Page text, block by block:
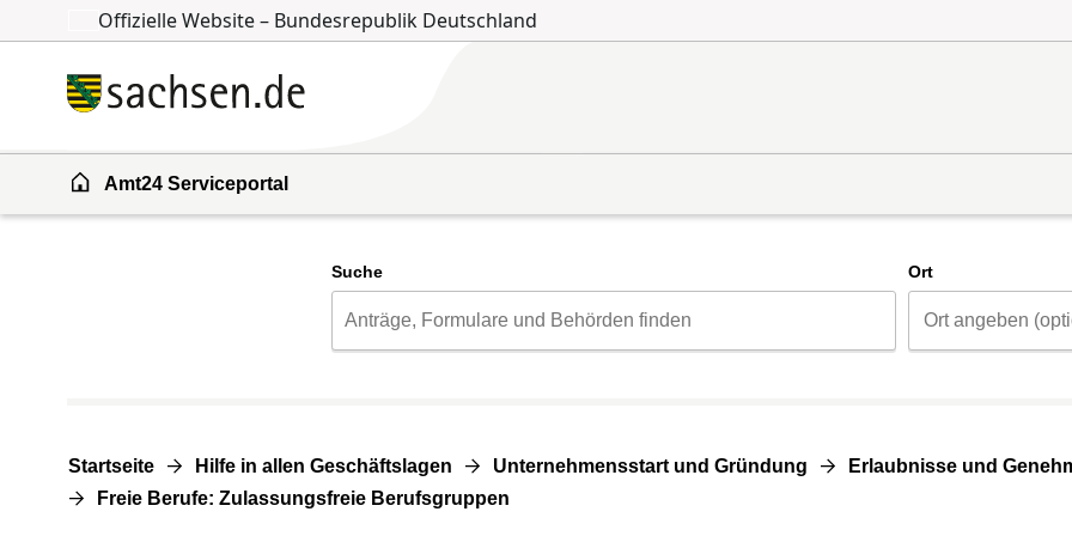
Zum Inhalt springen
Zur Suche springen
Offizielle Website – Bundesrepublik Deutschland
Amt24 Serviceportal
Suche Ort
Startseite Hilfe in allen Geschäftslagen Unternehmensstart und Gründung
Erlaubnisse und
Freie Berufe: Zulassungsfreie Berufsgruppen